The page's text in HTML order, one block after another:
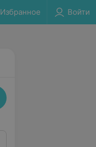
Избранное Войти